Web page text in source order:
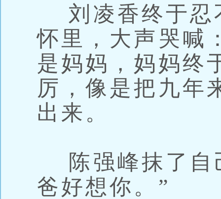
刘凌香终于忍
怀里，大声哭喊
是妈妈，妈妈终
厉，像是把九年
出来。
陈强峰抹了自
爸好想你。”